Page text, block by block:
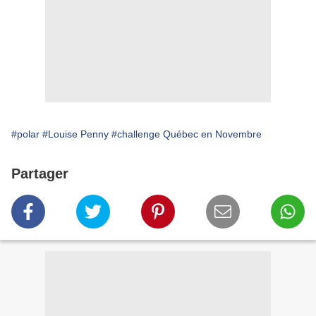
#polar #Louise Penny #challenge Québec en Novembre
Partager